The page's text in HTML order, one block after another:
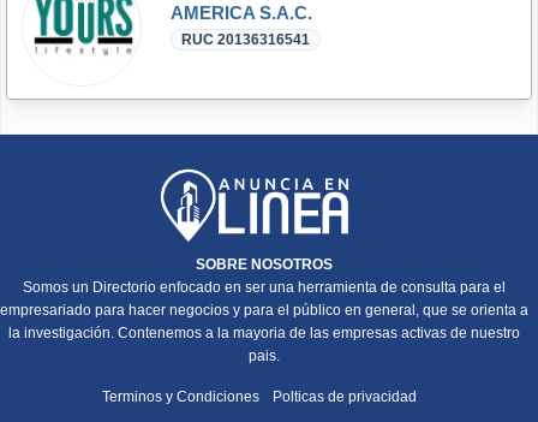
AMERICA S.A.C.
RUC 20136316541
SOBRE NOSOTROS
Somos un Directorio enfocado en ser una herramienta de consulta para el
empresariado para hacer negocios y para el público en general, que se orienta a
la investigación. Contenemos a la mayoria de las empresas activas de nuestro
pais.
Terminos y Condiciones Polticas de privacidad